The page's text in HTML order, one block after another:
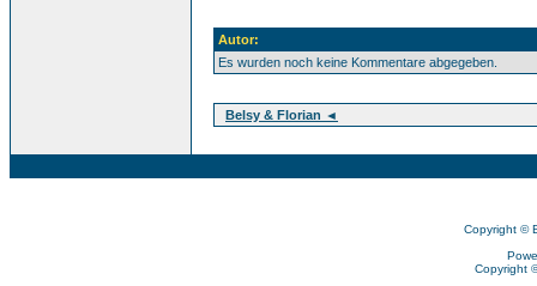
Autor:
Es wurden noch keine Kommentare abgegeben.
Belsy & Florian ◄
Copyright ©
Copyright